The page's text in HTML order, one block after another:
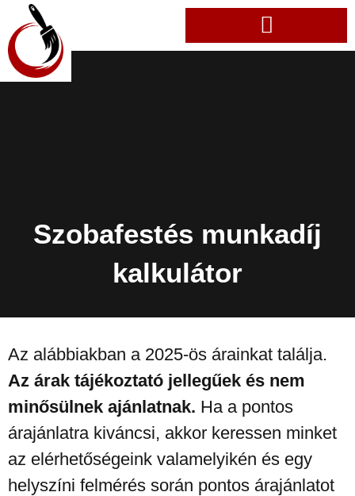
Szobafestés munkadíj
kalkulátor
Az alábbiakban a 2025-ös árainkat találja.
Az árak tájékoztató jellegűek és nem
minősülnek ajánlatnak. Ha a pontos
árajánlatra kiváncsi, akkor keressen minket
az elérhetőségeink valamelyikén és egy
helyszíni felmérés során pontos árajánlatot